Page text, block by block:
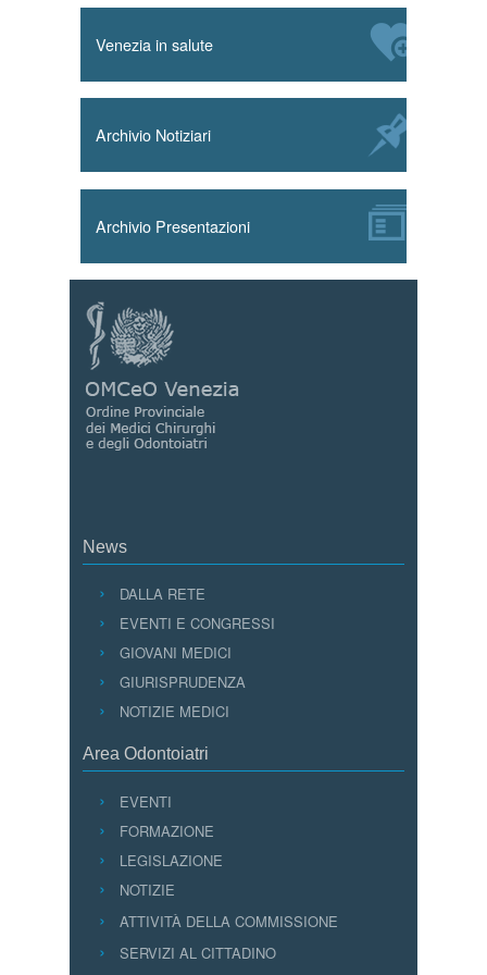
Venezia in salute
Archivio Notiziari
Archivio Presentazioni
News
DALLA RETE
EVENTI E CONGRESSI
GIOVANI MEDICI
GIURISPRUDENZA
NOTIZIE MEDICI
Area Odontoiatri
EVENTI
FORMAZIONE
LEGISLAZIONE
NOTIZIE
ATTIVITÀ DELLA COMMISSIONE
SERVIZI AL CITTADINO